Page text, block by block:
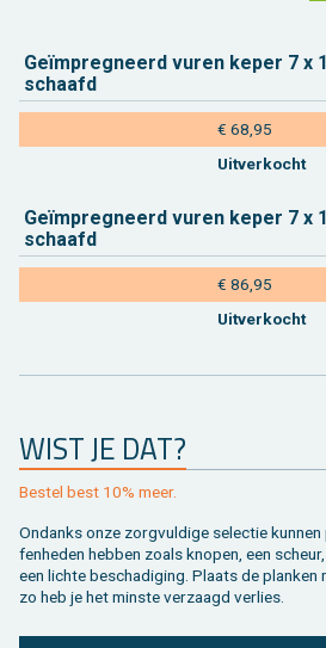
Geïmpreg­neerd vuren keper 7 x
schaafd
€ 68,95
Uit­ver­kocht
Geïmpreg­neerd vuren keper 7 x
schaafd
€ 86,95
Uit­ver­kocht
WIST JE DAT?
Be­stel best 10% meer.
On­danks onze zorg­vul­di­ge se­lec­tie
fen­he­den heb­ben zoals kno­pen, een
een lich­te be­scha­di­ging. Plaats de plan­ken
zo heb je het min­ste ver­zaagd ver­lies.